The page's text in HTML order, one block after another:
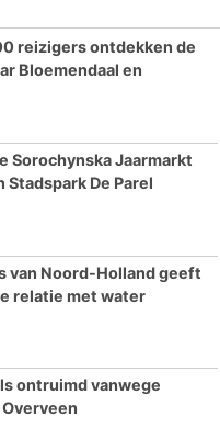
reizigers ontdekken de
Bloemendaal en
Sorochynska Jaarmarkt
Stadspark De Parel
van Noord-Holland geeft
relatie met water
ontruimd vanwege